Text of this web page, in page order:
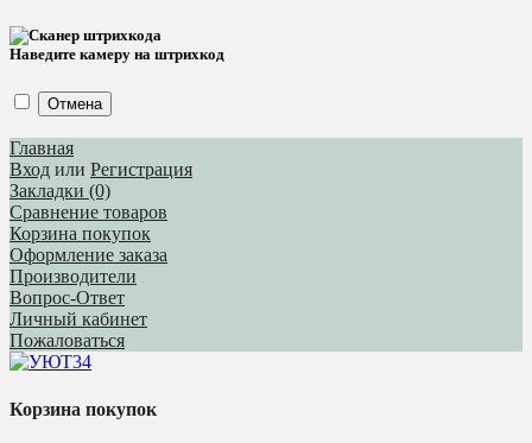
Наведите камеру на штрихкод
Отмена
Главная
Вход или Регистрация
Закладки (0)
Сравнение товаров
Корзина покупок
Оформление заказа
Производители
Вопрос-Ответ
Личный кабинет
Пожаловаться
Корзина покупок